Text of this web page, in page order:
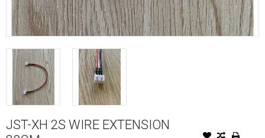
JST-XH 2S WIRE EXTENSION